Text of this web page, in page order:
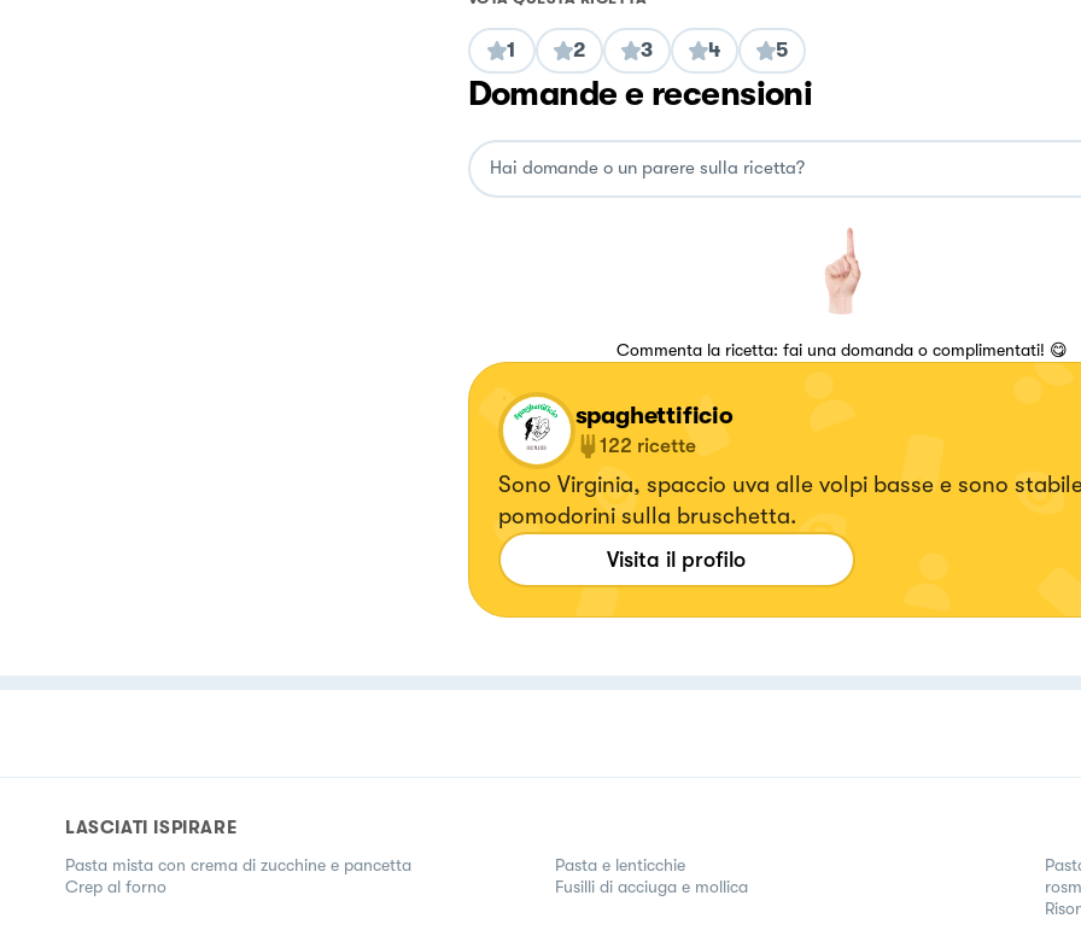
1 2 3 4 5
Domande e recensioni
Commenta la ricetta: fai una domanda o complimentati! 😋
spaghettificio
122 ricette
Sono Virginia, spaccio uva alle volpi basse e sono
pomodorini sulla bruschetta.
Visita il profilo
LASCIATI ISPIRARE
Pasta mista con crema di zucchine e pancetta
Crep al forno
Pasta e lenticchie
Fusilli di acciuga e mollica